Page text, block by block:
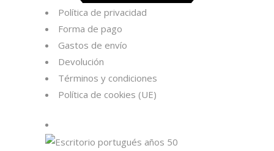
Política de privacidad
Forma de pago
Gastos de envío
Devolución
Términos y condiciones
Política de cookies (UE)